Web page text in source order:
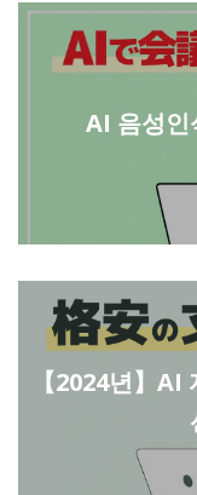
AI 음성인
【2024년】